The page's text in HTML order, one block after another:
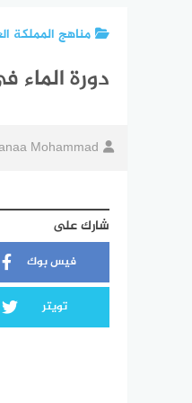
مناهج المملكة
دورة الماء
Mohammad
شارك على
فيس بوك
تويتر